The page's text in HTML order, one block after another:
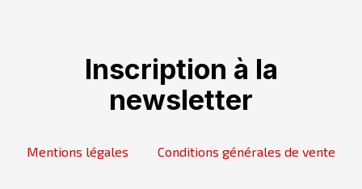
Inscription à la
newsletter
Mentions légales Conditions générales de vente